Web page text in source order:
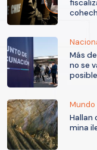
Más
no se
Mundo
Hallan
mina